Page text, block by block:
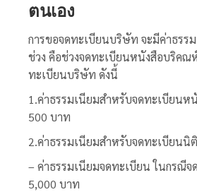
ตนเอง
การขอจดทะเบียนบริษัท จะมีค่าธรร
ช่วง คือช่วงจดทะเบียนหนังสือบริคณ
ทะเบียนบริษัท ดังนี้
1.ค่าธรรมเนียมสำหรับจดทะเบียน
500 บาท
2.ค่าธรรมเนียมสำหรับจดทะเบียนนิ
– ค่าธรรมเนียมจดทะเบียน ในกรณีจ
5,000 บาท